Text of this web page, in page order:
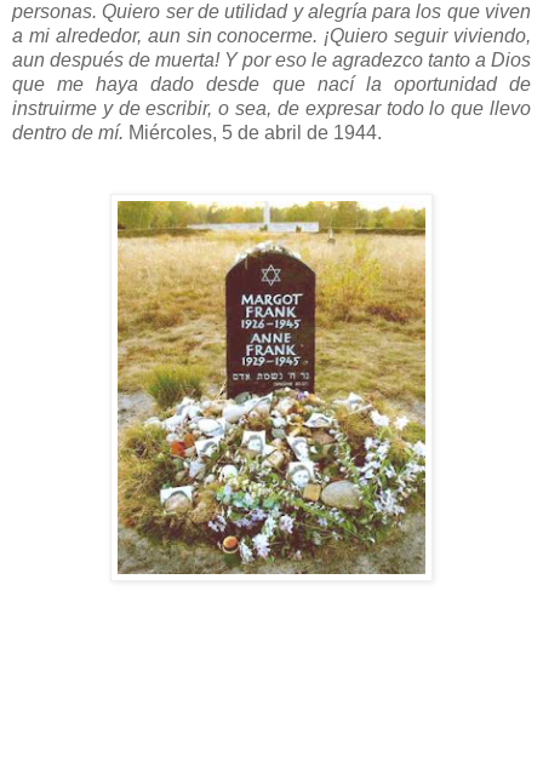
personas. Quiero ser de utilidad y alegría para los que viven
a mi alrededor, aun sin conocerme. ¡Quiero seguir viviendo,
aun después de muerta! Y por eso le agradezco tanto a Dios
que me haya dado desde que nací la oportunidad de
instruirme y de escribir, o sea, de expresar todo lo que llevo
dentro de mí. Miércoles, 5 de abril de 1944.